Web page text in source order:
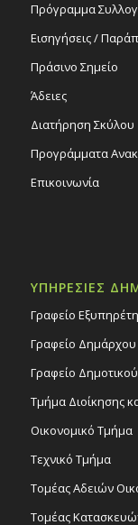
Πρόγραμμα
Εισηγήσεις /
Πράσινο Σημείο
Άδειες
Διατήρηση Σκύλου
Προγράμματα
Επικοινωνία
ΥΠΗΡΕΣΙΕΣ
Γραφείο
Γραφείο Δημάρχου
Γραφείο
Τμήμα Διοίκησης
Οικονομικό Τμήμα
Τεχνικό Τμήμα
Τομέας Αδειών
Τομέας